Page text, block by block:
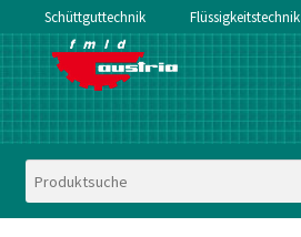
Schüttguttechnik Flüssigkeitstechnik
Zur
Navigation
springen
Zum
Inhalt
springen